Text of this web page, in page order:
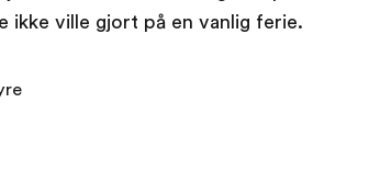
ikke ville gjort på en vanlig ferie.